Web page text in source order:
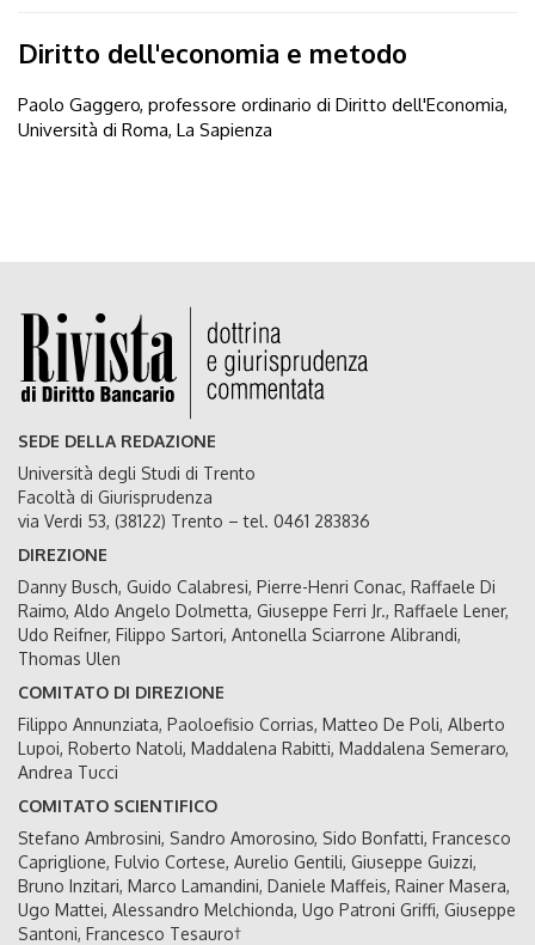
Diritto dell'economia e metodo
Paolo Gaggero, professore ordinario di Diritto dell'Economia,
Università di Roma, La Sapienza
SEDE DELLA REDAZIONE
Università degli Studi di Trento
Facoltà di Giurisprudenza
via Verdi 53, (38122) Trento – tel. 0461 283836
DIREZIONE
Danny Busch, Guido Calabresi, Pierre-Henri Conac, Raffaele Di
Raimo, Aldo Angelo Dolmetta, Giuseppe Ferri Jr., Raffaele Lener,
Udo Reifner, Filippo Sartori, Antonella Sciarrone Alibrandi,
Thomas Ulen
COMITATO DI DIREZIONE
Filippo Annunziata, Paoloefisio Corrias, Matteo De Poli, Alberto
Lupoi, Roberto Natoli, Maddalena Rabitti, Maddalena Semeraro,
Andrea Tucci
COMITATO SCIENTIFICO
Stefano Ambrosini, Sandro Amorosino, Sido Bonfatti, Francesco
Capriglione, Fulvio Cortese, Aurelio Gentili, Giuseppe Guizzi,
Bruno Inzitari, Marco Lamandini, Daniele Maffeis, Rainer Masera,
Ugo Mattei, Alessandro Melchionda, Ugo Patroni Griffi, Giuseppe
Santoni, Francesco Tesauro†